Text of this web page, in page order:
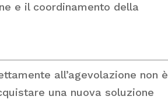
e il coordinamento della
all’agevolazione non è
una nuova soluzione